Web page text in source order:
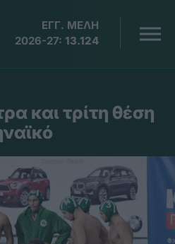
ΕΓΓ. ΜΕΛΗ
2026-27: 13.124
και τρίτη θέση